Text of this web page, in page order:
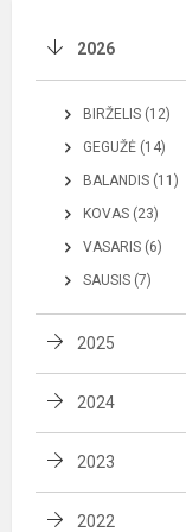
2026
BIRŽELIS (12)
GEGUŽĖ (14)
BALANDIS (11)
KOVAS (23)
VASARIS (6)
SAUSIS (7)
2025
2024
2023
2022